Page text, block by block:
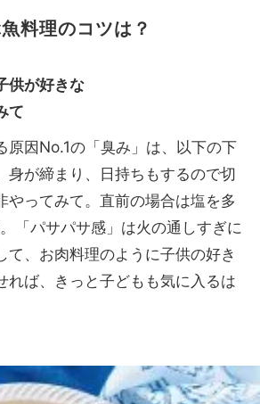
料理のコツは？
供が好きな
て
原因No.1の「臭み」は、以下の下
身が締まり、日持ちもするので切
やってみて。直前の場合は塩を多
「パサパサ感」は火の通しすぎに
て、お肉料理のように子供の好き
れば、きっと子どもも気に入るは